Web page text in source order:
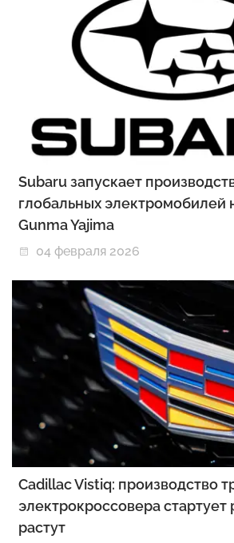
Subaru запускает
глобальных электромобилей
Gunma Yajima
04 февраля 2026
Cadillac Vistiq: производство
электрокроссовера
растут